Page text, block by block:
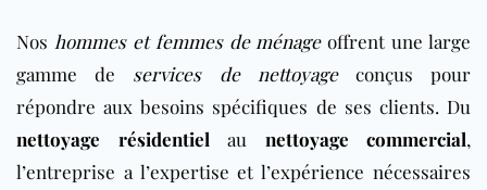
Nos hommes et femmes de ménageoffrent une large
gamme de services de nettoyageconçus pour
répondre aux besoins spécifiques de ses clients. Du
nettoyage résidentiel au nettoyage commercial,
l’entreprise a l’expertise et l’expérience nécessaires